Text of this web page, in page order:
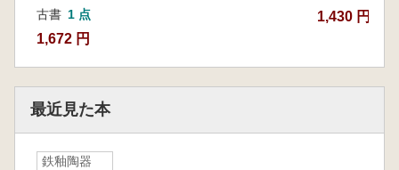
古書 1 点
1,672 円
1,430 円
最近見た本
鉄釉陶器